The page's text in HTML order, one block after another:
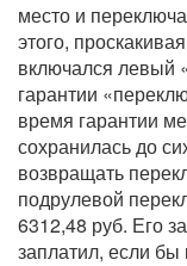
место и
этого,
включался левый
гарантии
время гарантии
сохранилась до
возвращать
подрулевой
6312,48 руб. Его
заплатил, если